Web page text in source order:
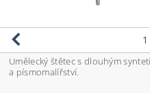
1
Umělecký štětec s dlouhým
a písmomalířství.